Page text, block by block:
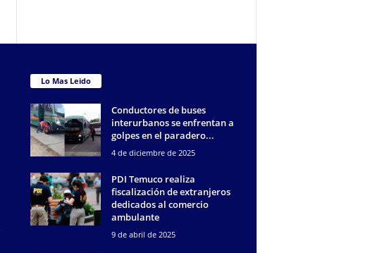
Lo Mas Leido
Conductores de buses
interurbanos se enfrentan a
golpes en el paradero...
4 de diciembre de 2025
PDI Temuco realiza
fiscalización de extranjeros
dedicados al comercio
ambulante
9 de abril de 2025